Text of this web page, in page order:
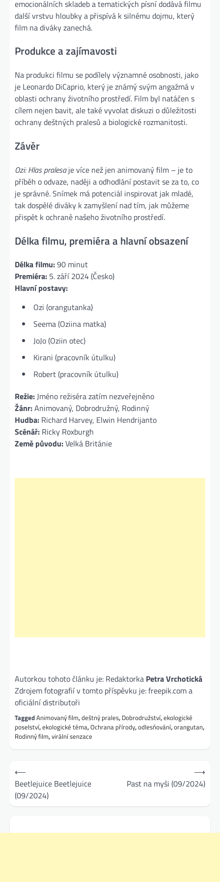
emocionálních skladeb a tematických písní dodává filmu
další vrstvu hloubky a přispívá k silnému dojmu, který
film na diváky zanechá.
Produkce a zajímavosti
Na produkci filmu se podílely významné osobnosti, jako
je Leonardo DiCaprio, který je známý svým angažmá v
oblasti ochrany životního prostředí. Film byl natáčen s
cílem nejen bavit, ale také vyvolat diskuzi o důležitosti
ochrany deštných pralesů a biologické rozmanitosti.
Závěr
Ozi: Hlas pralesaje více než jen animovaný film – je to
příběh o odvaze, naději a odhodlání postavit se za to, co
je správné. Snímek má potenciál inspirovat jak mladé,
tak dospělé diváky k zamyšlení nad tím, jak můžeme
přispět k ochraně našeho životního prostředí.
Délka filmu, premiéra a hlavní obsazení
Délka filmu:90 minut
Premiéra: 5. září 2024 (Česko)
Hlavní postavy:
Ozi (orangutanka)
Seema (Oziina matka)
JoJo (Oziin otec)
Kirani (pracovník útulku)
Robert (pracovník útulku)
Režie:Jméno režiséra zatím nezveřejněno
Žánr:Animovaný, Dobrodružný, Rodinný
Hudba: Richard Harvey, Elwin Hendrijanto
Scénář: Ricky Roxburgh
Země původu:Velká Británie
Autorkou tohoto článku je: Redaktorka Petra Vrchotická
Zdrojem fotografií v tomto příspěvku je: freepik.com a
oficiální distributoři
TaggedAnimovaný film,deštný prales, Dobrodružství,ekologické
poselství,ekologické téma,Ochrana přírody,odlesňování,orangutan,
Rodinný film,virální senzace
Navigace
pro
příspěvek
⟵
Beetlejuice Beetlejuice
(09/2024)
Past na myši (09/2024)
⟶